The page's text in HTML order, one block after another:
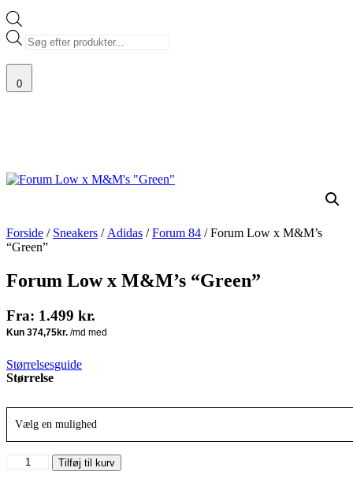
Products
search
0
Forside / Sneakers / Adidas /Forum 84 / Forum Low x M&M’s
“Green”
Forum Low x M&M’s “Green”
Fra: 1.499 kr.
Størrelsesguide
Størrelse
Vælg en mulighed
Forum
Tilføj til kurv